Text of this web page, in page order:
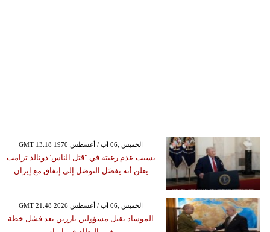
GMT 13:18 1970 الخميس ,06 آب / أغسطس
بسبب عدم رغبته في "قتل الناس"دونالد ترامب
يعلن أنه يفضَل التوصَل إلى إتفاق مع إيران
GMT 21:48 2026 الخميس ,06 آب / أغسطس
الموساد يقيل مسؤولين بارزين بعد فشل خطة